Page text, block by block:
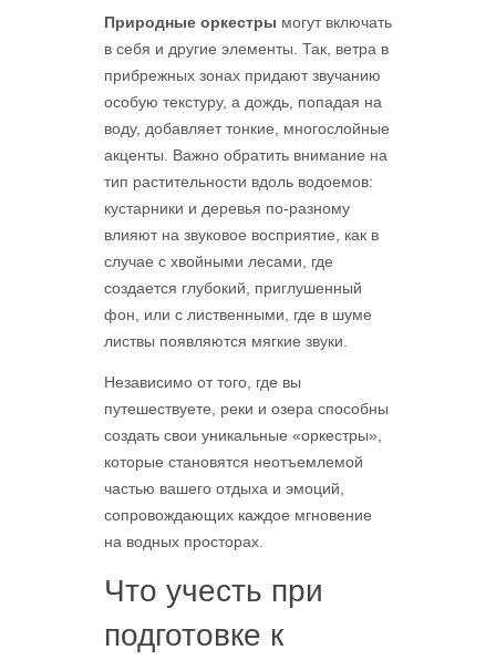
Природные оркестры могут включать
в себя и другие элементы. Так, ветра в
прибрежных зонах придают звучанию
особую текстуру, а дождь, попадая на
воду, добавляет тонкие, многослойные
акценты. Важно обратить внимание на
тип растительности вдоль водоемов:
кустарники и деревья по-разному
влияют на звуковое восприятие, как в
случае с хвойными лесами, где
создается глубокий, приглушенный
фон, или с лиственными, где в шуме
листвы появляются мягкие звуки.
Независимо от того, где вы
путешествуете, реки и озера способны
создать свои уникальные «оркестры»,
которые становятся неотъемлемой
частью вашего отдыха и эмоций,
сопровождающих каждое мгновение
на водных просторах.
Что учесть при
подготовке к